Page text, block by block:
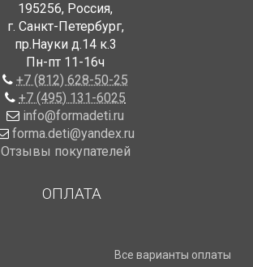
195256, Россия,
г. Санкт-Петербург,
пр.Науки д.14 к.3
Пн-пт 11-16ч
+7 (812) 628-50-25
+7 (495) 131-6025
info@formadeti.ru
forma.deti@yandex.ru
Отзывы покупателей
ОПЛАТА
Все варианты оплаты